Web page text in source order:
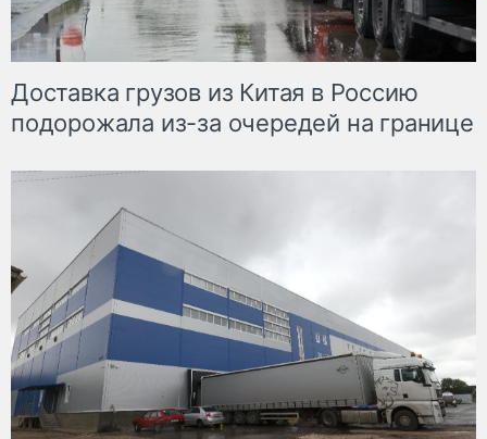
Доставка грузов из Китая в Россию
подорожала из-за очередей на границе